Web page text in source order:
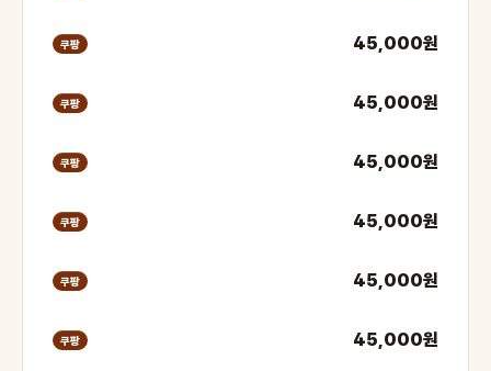
쿠팡 45,000원
쿠팡 45,000원
쿠팡 45,000원
쿠팡 45,000원
쿠팡 45,000원
쿠팡 45,000원